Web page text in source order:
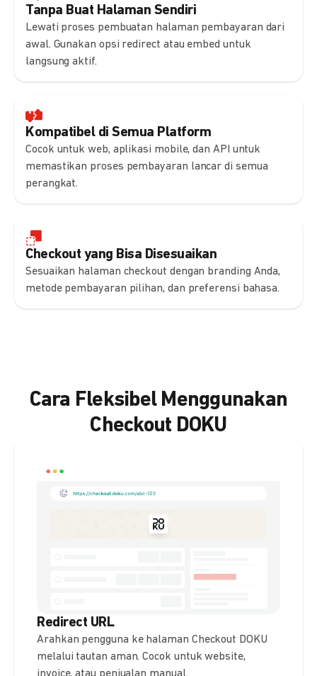
Tanpa Buat Halaman Sendiri
Lewati proses pembuatan halaman pembayaran dari
awal. Gunakan opsi redirect atau embed untuk
langsung aktif.
Kompatibel di Semua Platform
Cocok untuk web, aplikasi mobile, dan API untuk
memastikan proses pembayaran lancar di semua
perangkat.
Checkout yang Bisa Disesuaikan
Sesuaikan halaman checkout dengan branding Anda,
metode pembayaran pilihan, dan preferensi bahasa.
Cara Fleksibel Menggunakan
Checkout DOKU
Redirect URL
Arahkan pengguna ke halaman Checkout DOKU
melalui tautan aman. Cocok untuk website,